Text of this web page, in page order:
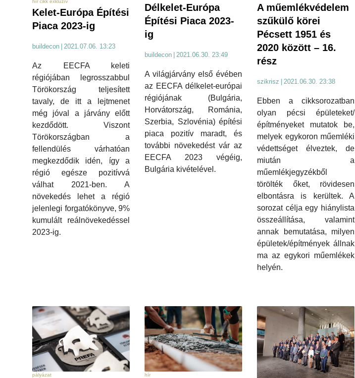
hír cikk exkluzív
Kelet-Európa Építési
Piaca 2023-ig
buildecon 2021.07.06. 13:23
Az EECFA keleti
régiójában legrosszabbul
Törökország teljesített
tavaly, de itt a lejtmenet
még jóval a járvány előtt
kezdődött. Viszont
Törökországban a
fellendülés várhatóan
megkezdődik idén, így a
régió egésze pozitívvá
válhat 2021-ben. A
növekedés lehet a régió
jelenlegi forgatókönyve, 9%
kumulált reálnövekedéssel
2023-ig.
Délkelet-Európa
Építési Piaca 2023-
ig
buildecon | 2021.06.30. 23:49
A világjárvány első évében
az EECFA délkelet-európai
régiójának (Bulgária,
Horvátország, Románia,
Szerbia, Szlovénia) építési
piaca pozitív maradt, és
további növekedést vár az
EECFA 2023 végéig,
Bulgária kivételével.
A műemlékvédelem
szűkülő körei
Pécsett 1951 és
2020 között – 16.
rész
szikrisz 2021.06.30. 23:38
Ebben a cikksorozatban
olyan pécsi épületeket/
építményeket mutatok be,
melyek egykoron műemléki
védettséget élveztek, de
miután a
műemlékjegyzékből
törölték őket, rövidesen
elbontásra is kerültek. A
sorozat célja egy hiánylista
összeállítása, valamint
annak bemutatása, milyen
épületek/építmények állnak
ma az egykori műemlékek
helyén.
pályázat hír